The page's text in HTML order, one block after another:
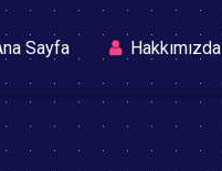
Sayfa(current)Hakkımızda